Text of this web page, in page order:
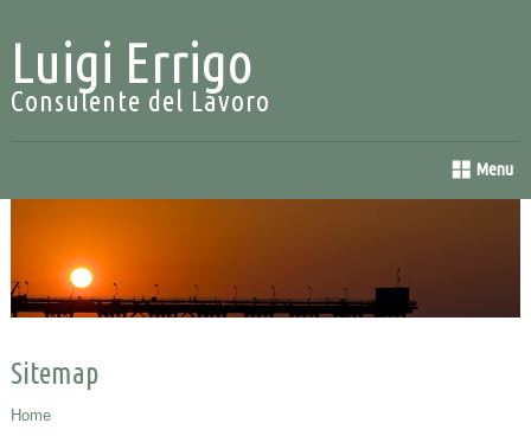
Luigi Errigo
Consulente del Lavoro
Menu
Sitemap
Home